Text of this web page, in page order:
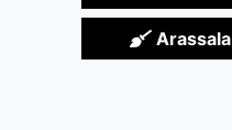
Arassala